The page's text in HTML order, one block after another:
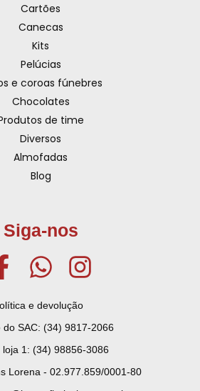
Cartões
Canecas
Kits
Pelúcias
e coroas fúnebres
Chocolates
de time
Diversos
Almofadas
Blog
Siga-nos
e devolução
do SAC: (34) 9817-2066
loja 1: (34) 98856-3086
Lorena - 02.977.859/0001-80